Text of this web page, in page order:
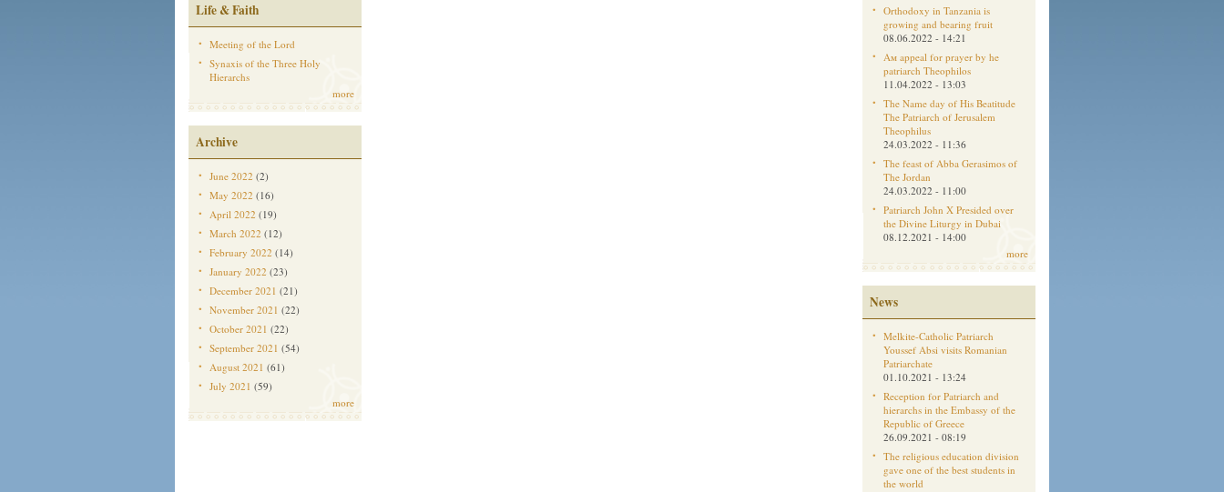
Life & Faith
Meeting of the Lord
Synaxis of the Three Holy
Hierarchs
more
Archive
June 2022 (2)
May 2022 (16)
April 2022 (19)
March 2022 (12)
February 2022 (14)
January 2022 (23)
December 2021 (21)
November 2021 (22)
October 2021 (22)
September 2021 (54)
August 2021 (61)
July 2021 (59)
more
Orthodoxy in Tanzania is
growing and bearing fruit
08.06.2022 - 14:21
Aм appeal for prayer by he
patriarch Theophilos
11.04.2022 - 13:03
The Name day of His Beatitude
The Patriarch of Jerusalem
Theophilus
24.03.2022 - 11:36
The feast of Abba Gerasimos of
The Jordan
24.03.2022 - 11:00
Patriarch John X Presided over
the Divine Liturgy in Dubai
08.12.2021 - 14:00
more
News
Melkite-Catholic Patriarch
Youssef Absi visits Romanian
Patriarchate
01.10.2021 - 13:24
Reception for Patriarch and
hierarchs in the Embassy of the
Republic of Greece
26.09.2021 - 08:19
The religious education division
gave one of the best students in
the world